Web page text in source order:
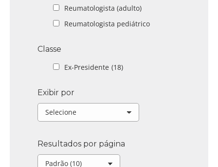
Reumatologista (adulto)
Reumatologista pediátrico
Classe
Ex-Presidente (18)
Exibir por
Resultados por página